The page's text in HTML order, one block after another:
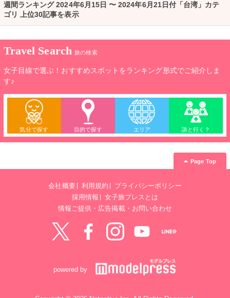
週間ランキング 2024年6月15日 〜 2024年6月21日付「台湾」カテ
ゴリ 上位30記事を表示
Travel Search 旅の検索
女子目線で選ぶ！おすすめスポットをランキング形式でご紹介しま
す♪
気分で探す 目的で探す エリア 誰と行く？
Page Top
会社概要 利用規約
プライバシーポリシー
採用情報
女子旅プレスとは
情報ご提供・広告掲載・お問い合わせ
powered by